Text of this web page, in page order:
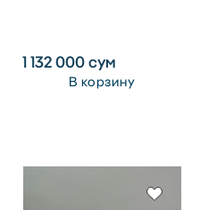
1 132 000сум
В корзину